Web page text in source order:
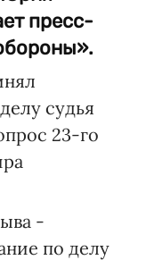
пресс-
судья
23-го
-
по делу